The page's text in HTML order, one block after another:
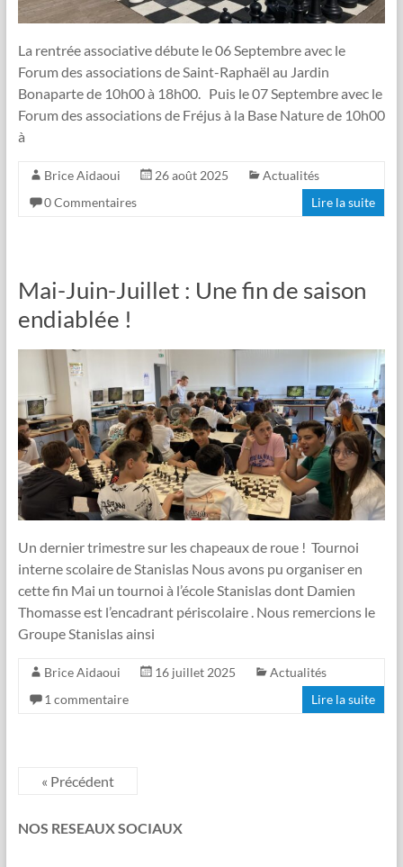
La rentrée associative débute le 06 Septembre avec le
Forum des associations de Saint-Raphaël au Jardin
Bonaparte de 10h00 à 18h00. Puis le 07 Septembre avec le
Forum des associations de Fréjus à la Base Nature de 10h00
à
Brice Aidaoui 26 août 2025
Actualités
0 Commentaires
Lire la suite
Mai-Juin-Juillet : Une fin de saison
endiablée !
Un dernier trimestre sur les chapeaux de roue ! Tournoi
interne scolaire de Stanislas Nous avons pu organiser en
cette fin Mai un tournoi à l’école Stanislas dont Damien
Thomasse est l’encadrant périscolaire . Nous remercions le
Groupe Stanislas ainsi
Brice Aidaoui 16 juillet 2025
Actualités
1 commentaire
Lire la suite
« Précédent
NOS RESEAUX SOCIAUX